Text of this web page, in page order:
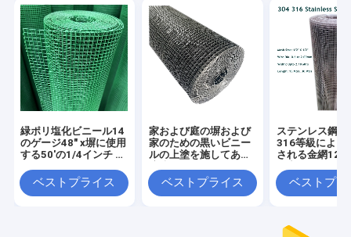
緑ポリ塩化ビニール14
のゲージ48" x塀に使用
する50'の1/4インチ ハ
ベストプライス
家および庭の塀および
家のための黒いビニー
ルの上塗を施してある
ベストプライス
ステンレス鋼
316等級によっ
される金網
ベストプラ